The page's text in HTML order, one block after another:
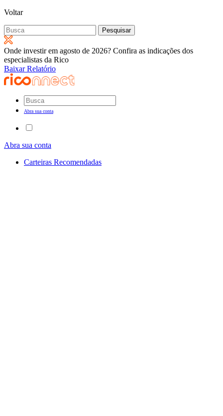
Voltar
Pesquisar
por:
Onde investir em agosto de 2026? Confira as indicações dos
especialistas da Rico
Baixar Relatório
Abra sua conta
Abra sua conta
Carteiras Recomendadas